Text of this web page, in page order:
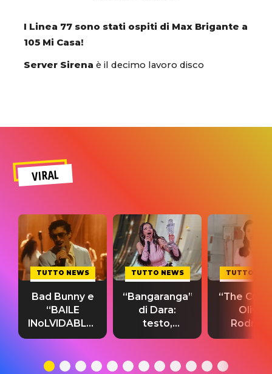
I Linea 77 sono stati ospiti di Max Brigante a
105 Mi Casa!
Server Sirena è il decimo lavoro disco
VIRAL
TUTTO NEWS
Bad Bunny e
“BAILE
INoLVIDABLE”:
testo,
significato
TUTTO NEWS
“Bangaranga”
di Dara:
testo,
traduzione e
del singolo
TUTTO
“The
Olivia
testo,